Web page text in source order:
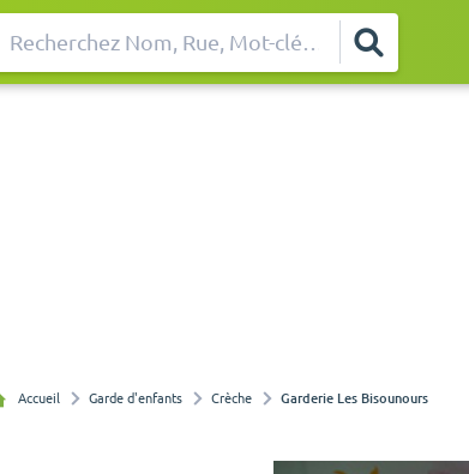
Rechercher
Accueil Garde d'enfants Crèche Garderie Les Bisounours